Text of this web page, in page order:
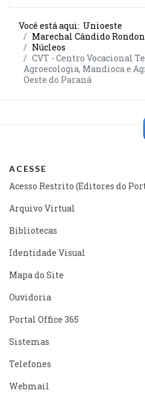
Você está aqui: Unioeste
Marechal Cândido
Núcleos
CVT - Centro Vocacional
Agroecologia, Mandioca e
Oeste do Paraná
ACESSE
Acesso Restrito (Editores do
Arquivo Virtual
Bibliotecas
Identidade Visual
Mapa do Site
Ouvidoria
Portal Office 365
Sistemas
Telefones
Webmail